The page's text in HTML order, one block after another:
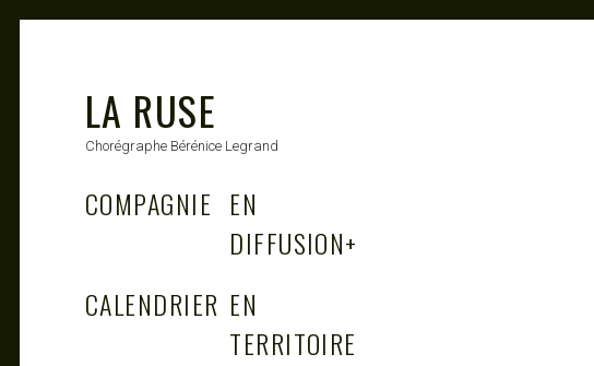
LA RUSE
Chorégraphe Bérénice Legrand
COMPAGNIE EN
DIFFUSION+
CALENDRIER EN
TERRITOIRE